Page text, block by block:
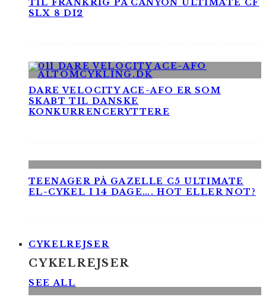
TIL FRANKRIG PÅ CANYON ULTIMATE CF
SLX 8 DI2
DARE VELOCITY ACE-AFO ER SOM
SKABT TIL DANSKE
KONKURRENCERYTTERE
TEENAGER PÅ GAZELLE C5 ULTIMATE
EL-CYKEL I 14 DAGE…. HOT ELLER NOT?
CYKELREJSER
CYKELREJSER
SEE ALL